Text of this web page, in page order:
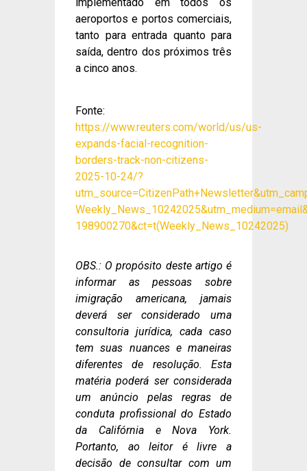
aeroportos e portos comerciais,
tanto para entrada quanto para
saída, dentro dos próximos três
a cinco anos.
Fonte:
https://www.reuters.com/world/us/us-
expands-facial-recognition-
borders-track-non-citizens-
2025-10-24/?
198900270&ct=t(Weekly_News_10242025)
OBS.: O propósito deste artigo é
informar as pessoas sobre
imigração americana, jamais
deverá ser considerado uma
consultoria jurídica, cada caso
tem suas nuances e maneiras
diferentes de resolução. Esta
matéria poderá ser considerada
um anúncio pelas regras de
conduta profissional do Estado
da Califórnia e Nova York.
Portanto, ao leitor é livre a
decisão de consultar com um